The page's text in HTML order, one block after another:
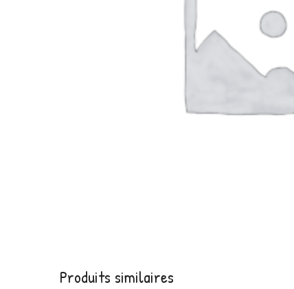
Produits similaires